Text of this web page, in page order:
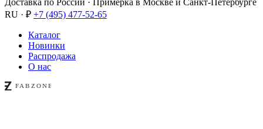
Доставка по России · Примерка в Москве и Санкт-Петербурге
RU · ₽ +7 (495) 477-52-65
Каталог
Новинки
Распродажа
О нас